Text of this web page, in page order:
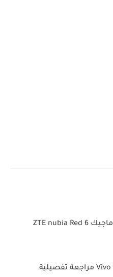
سعر ومواصفات هاتف ريد ماجيك 6 ZTE nubia Red